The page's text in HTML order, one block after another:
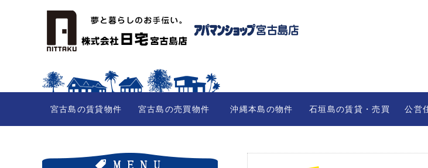
宮古島の賃貸物件 宮古島の売買物件 沖縄本島の物件 石垣島の賃貸・売買 公営